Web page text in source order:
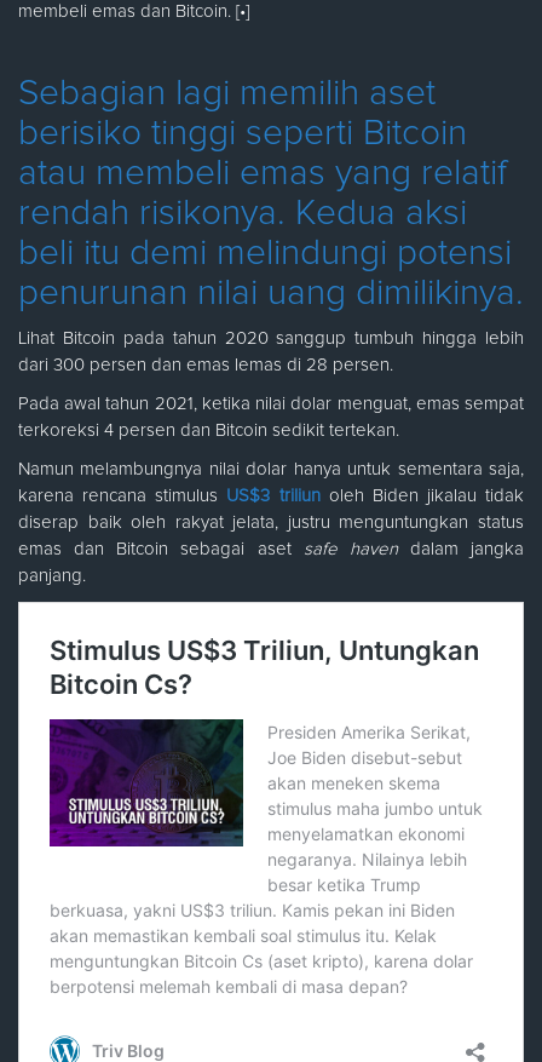
membeli emas dan Bitcoin. [•]
Sebagian lagi memilih aset
berisiko tinggi seperti Bitcoin
atau membeli emas yang relatif
rendah risikonya. Kedua aksi
beli itu demi melindungi potensi
penurunan nilai uang dimilikinya.
Lihat Bitcoin pada tahun 2020 sanggup tumbuh hingga lebih
dari 300 persen dan emas lemas di 28 persen.
Pada awal tahun 2021, ketika nilai dolar menguat, emas sempat
terkoreksi 4 persen dan Bitcoin sedikit tertekan.
Namun melambungnya nilai dolar hanya untuk sementara saja,
karena rencana stimulus US$3 triliunoleh Biden jikalau tidak
diserap baik oleh rakyat jelata, justru menguntungkan status
emas dan Bitcoin sebagai aset safe haven dalam jangka
panjang.